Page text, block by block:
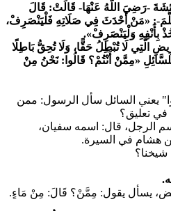
-رَضِيَ اللَّهُ عَنْهَا- قَالَتْ: قَالَ
: «مَنْ أَحْدَثَ فِي صَلَاتِهِ فَلْيَنْصَرِفْ،
بِأَنْفِهِ وَلْيَنْصَرِفْ».
الَّتِي لَا تُبْطِلُ حَقًّا، وَلَا تُحِقُّ بَاطِلًا
«مِمَّنْ أَنْتُمْ؟ قَالُوا: نَحْنُ مِنْ
يعني السائل سأل الرسول: ممن
تعليق؟
الرجل، قال: اسمه سفيان،
هشام في السيرة.
شيخنا؟
يسأل يقول: مِمَّنْ؟ قَالَ: مِنْ مَاءٍ.